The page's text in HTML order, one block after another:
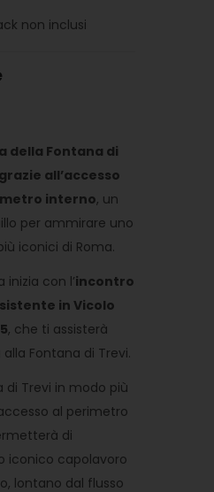
non inclusi
della Fontana di
all’accesso
interno, un
per ammirare uno
iconici di Roma.
inizia con l’incontro
in Vicolo
, che ti assisterà
Fontana di Trevi.
di Trevi in ​​modo più
al perimetro
di
iconico capolavoro
lontano dal flusso